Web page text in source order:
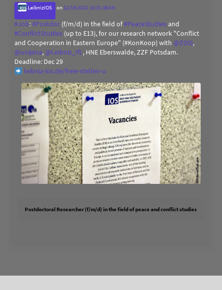
LeibnizIOS on 12/14/2023, 10:31:38 AM
#Job:#Postdoc (f/m/d) in the field of#PeaceStudiesand
#ConflictStudies (up to E13), for our research network "Conflict
and Cooperation in Eastern Europe" (#KonKoop) with @ZOiS,
@unijena, @Leibniz_IfL, HNE Eberswalde, ZZF Potsdam.
Deadline: Dec 29
leibniz-ios.de/freie-stellen-u
Postdoctoral Researcher (f/m/d) in the field of peace and conflict studies